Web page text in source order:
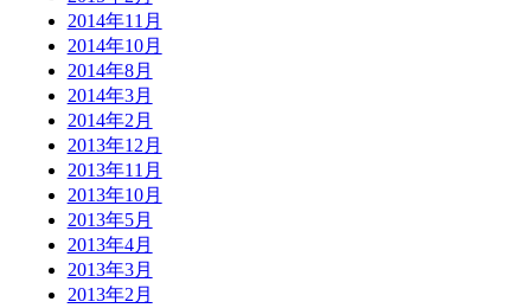
2014年11月
2014年10月
2014年8月
2014年3月
2014年2月
2013年12月
2013年11月
2013年10月
2013年5月
2013年4月
2013年3月
2013年2月